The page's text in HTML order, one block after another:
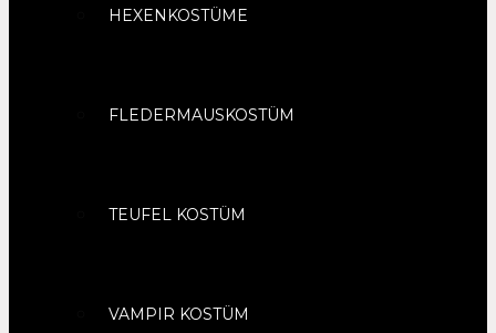
HEXENKOSTÜME
FLEDERMAUSKOSTÜM
TEUFEL KOSTÜM
VAMPIR KOSTÜM